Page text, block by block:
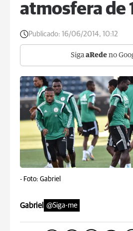
atmosfera de
Publicado: 16/06/2014, 10:12
Siga aRede no
- Foto: Gabriel
Gabriel @Siga-me